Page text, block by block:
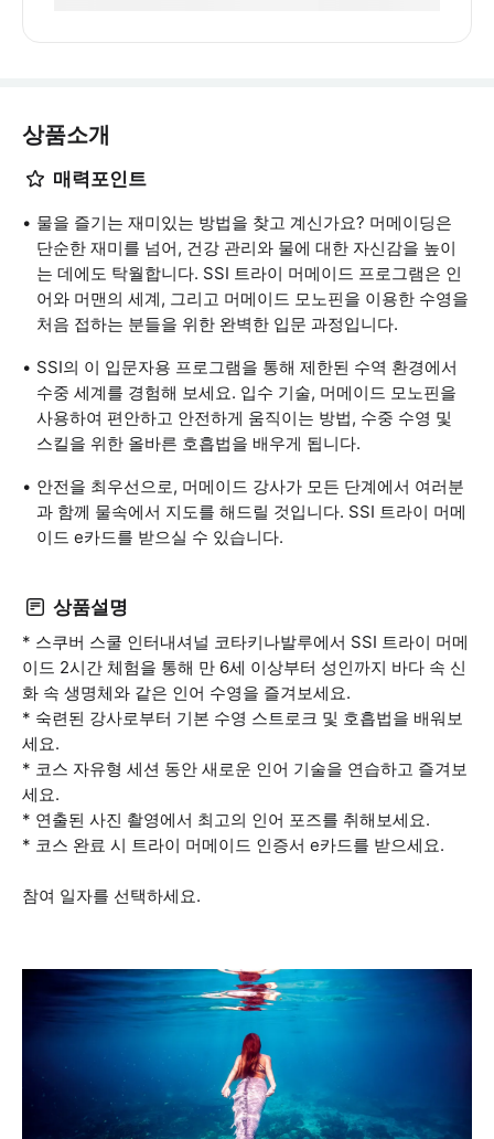
상품소개
매력포인트
물을 즐기는 재미있는 방법을 찾고 계신가요? 머메이딩은
단순한 재미를 넘어, 건강 관리와 물에 대한 자신감을 높이
는 데에도 탁월합니다. SSI 트라이 머메이드 프로그램은 인
어와 머맨의 세계, 그리고 머메이드 모노핀을 이용한 수영을
처음 접하는 분들을 위한 완벽한 입문 과정입니다.
SSI의 이 입문자용 프로그램을 통해 제한된 수역 환경에서
수중 세계를 경험해 보세요. 입수 기술, 머메이드 모노핀을
사용하여 편안하고 안전하게 움직이는 방법, 수중 수영 및
스킬을 위한 올바른 호흡법을 배우게 됩니다.
안전을 최우선으로, 머메이드 강사가 모든 단계에서 여러분
과 함께 물속에서 지도를 해드릴 것입니다. SSI 트라이 머메
이드 e카드를 받으실 수 있습니다.
상품설명
* 스쿠버 스쿨 인터내셔널 코타키나발루에서 SSI 트라이 머메
이드 2시간 체험을 통해 만 6세 이상부터 성인까지 바다 속 신
화 속 생명체와 같은 인어 수영을 즐겨보세요.
* 숙련된 강사로부터 기본 수영 스트로크 및 호흡법을 배워보
세요.
* 코스 자유형 세션 동안 새로운 인어 기술을 연습하고 즐겨보
세요.
* 연출된 사진 촬영에서 최고의 인어 포즈를 취해보세요.
* 코스 완료 시 트라이 머메이드 인증서 e카드를 받으세요.
참여 일자를 선택하세요.